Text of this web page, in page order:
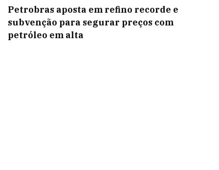
Petrobras aposta em refino recorde e
subvenção para segurar preços com
petróleo em alta